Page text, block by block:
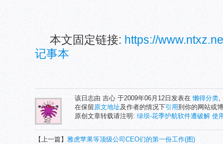
本文固定链接: https://
记事本
该日志由 吉心 于2009年06月12日发表在懒得分类,
在保留原文地址及作者的情况下引用到你的网站或
原创文章转载请注明: 绿坝-花季护航软件遭破解 使
【上一篇】 雅虎苹果等顶级公司CEO们的第一份工作(图)